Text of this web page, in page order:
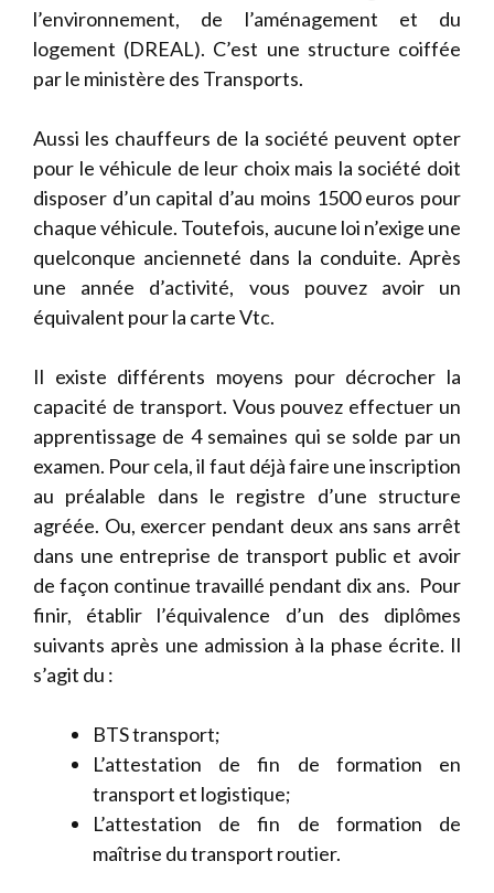
l’environnement, de l’aménagement et du
logement (DREAL). C’est une structure coiffée
par le ministère des Transports.
Aussi les chauffeurs de la société peuvent opter
pour le véhicule de leur choix mais la société doit
disposer d’un capital d’au moins 1500 euros pour
chaque véhicule. Toutefois, aucune loi n’exige une
quelconque ancienneté dans la conduite. Après
une année d’activité, vous pouvez avoir un
équivalent pour la carte Vtc.
Il existe différents moyens pour décrocher la
capacité de transport. Vous pouvez effectuer un
apprentissage de 4 semaines qui se solde par un
examen. Pour cela, il faut déjà faire une inscription
au préalable dans le registre d’une structure
agréée. Ou, exercer pendant deux ans sans arrêt
dans une entreprise de transport public et avoir
de façon continue travaillé pendant dix ans. Pour
finir, établir l’équivalence d’un des diplômes
suivants après une admission à la phase écrite. Il
s’agit du :
BTS transport;
L’attestation de fin de formation en
transport et logistique;
L’attestation de fin de formation de
maîtrise du transport routier.